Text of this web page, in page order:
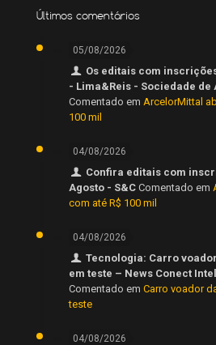
Últimos comentários
05/08/2026
Os editais com
- Lima&Reis - Sociedade de
Comentado em ArcelorMittal
100 mil
04/08/2026
Confira editais com
Agosto - S&C Comentado em
com até R$ 100 mil
04/08/2026
Tecnologia: Carro
em teste – News Conect
Comentado em Carro voador
teste
04/08/2026